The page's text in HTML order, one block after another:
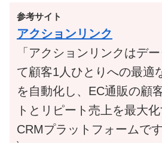
参考サイト
アクションリンク
「アクションリンクはデ
て顧客1人ひとりへの最適
を自動化し、EC通販の顧
トとリピート売上を最大
CRMプラットフォームです